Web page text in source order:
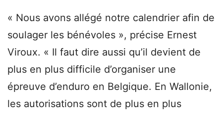
« Nous avons allégé notre calendrier afin de
soulager les bénévoles », précise Ernest
Viroux. « Il faut dire aussi qu’il devient de
plus en plus difficile d’organiser une
épreuve d’enduro en Belgique. En Wallonie,
les autorisations sont de plus en plus